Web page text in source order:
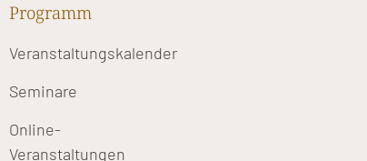
Programm
Veranstaltungskalender
Seminare
Online-
Veranstaltungen